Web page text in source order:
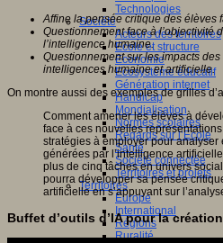
Technologies
Société
Acteurs des territoires
Ecole et structure
Economie
Ecosystème éducatif
Génération internet
Handicap
Mondialisation
Normes scolaires
Regards sur l’Ecole
Santé
Société connectée
Territoires et projets
Territoires
Europe
International
Régions
Ruralité
Affine la pensée critique des élèves
Questionnement face à l’objectivité
l’intelligence humaine.
Questionnement sur les impacts
intelligences humaine et artificielle.
On montre aussi des exemples de grilles
Comment amener les élèves à
face à ces nouvelles
stratégies à employer pour analyser
générées par l’intelligence
plus de cinq tâches en univers
pourra développer sa pensée
artificielle en s’appuyant sur
Buffet d’outils d’IA pour la